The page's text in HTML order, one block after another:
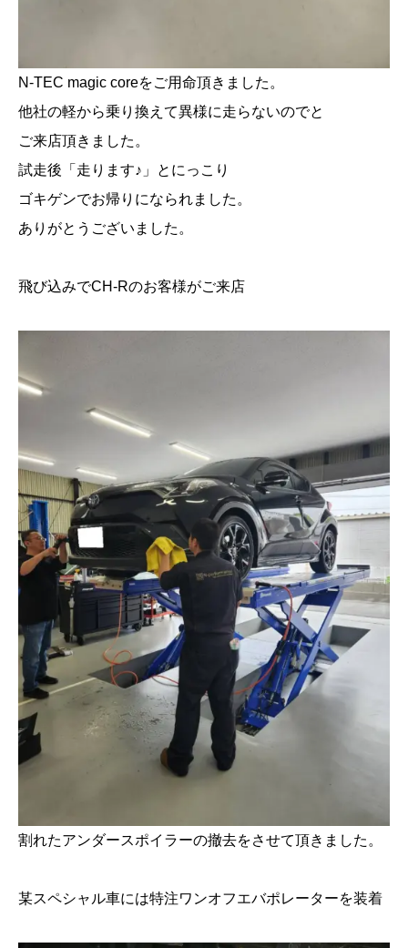
N-TEC magic coreをご用命頂きました。
他社の軽から乗り換えて異様に走らないのでと
ご来店頂きました。
試走後「走ります♪」とにっこり
ゴキゲンでお帰りになられました。
ありがとうございました。
飛び込みでCH-Rのお客様がご来店
割れたアンダースポイラーの撤去をさせて頂きました。
某スペシャル車には特注ワンオフエバポレーターを装着